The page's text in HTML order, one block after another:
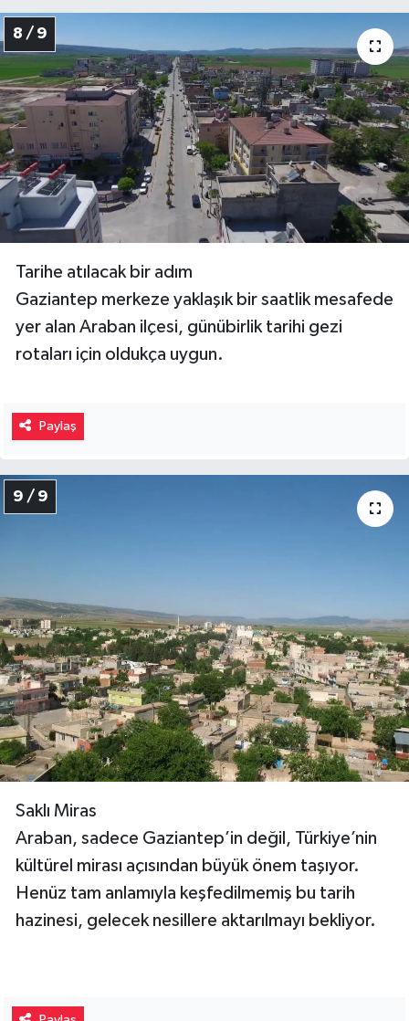
Tarihe atılacak bir adım
Gaziantep merkeze yaklaşık bir saatlik mesafede
yer alan Araban ilçesi, günübirlik tarihi gezi
rotaları için oldukça uygun.
Saklı Miras
Araban, sadece Gaziantep’in değil, Türkiye’nin
kültürel mirası açısından büyük önem taşıyor.
Henüz tam anlamıyla keşfedilmemiş bu tarih
hazinesi, gelecek nesillere aktarılmayı bekliyor.